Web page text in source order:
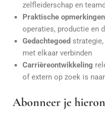
zelfleiderschap en
Praktische opmerkingen
operaties, productie en
Gedachtegoed
met elkaar verbinden
Carrièreontwikkeling
of extern op zoek is
Abonneer je